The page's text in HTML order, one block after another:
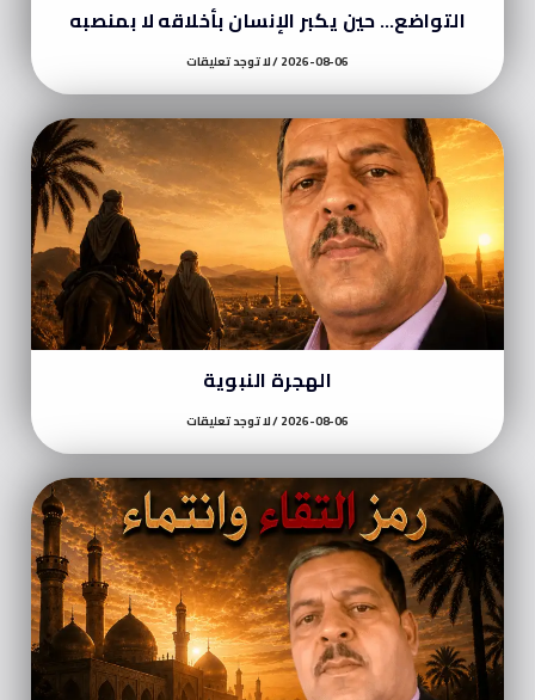
التواضع… حين يكبر الإنسان بأخلاقه لا بمنصبه
2026-08-06 لا توجد تعليقات
الهجرة النبوية
2026-08-06 لا توجد تعليقات